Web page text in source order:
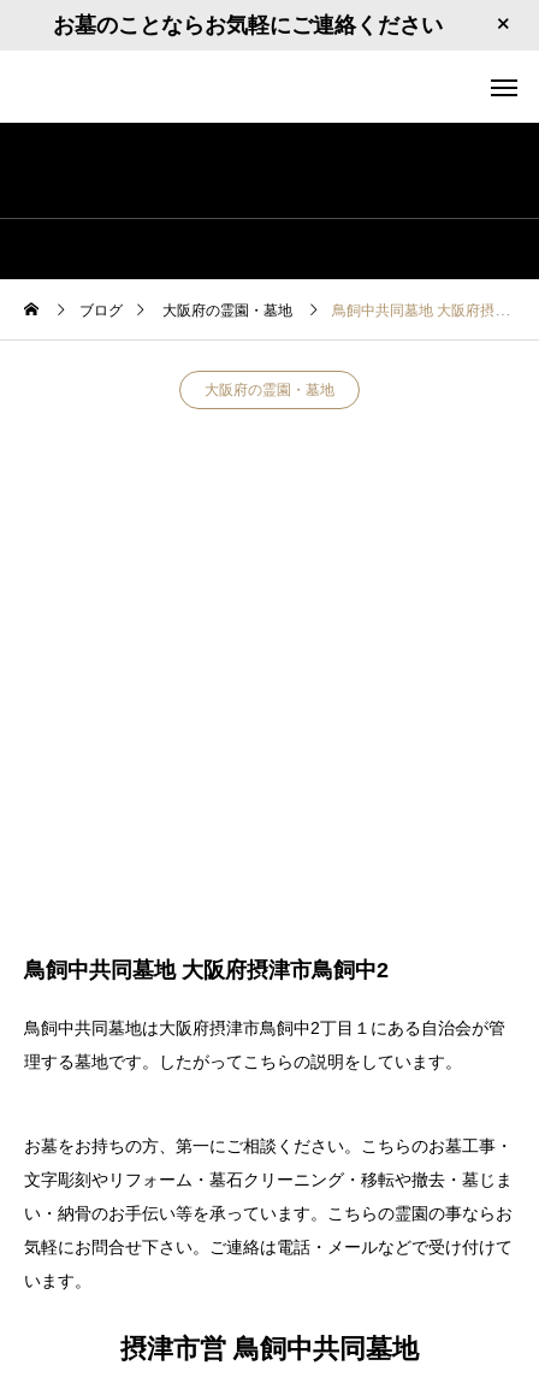
お墓のことならお気軽にご連絡ください
ブログ 大阪府の霊園・墓地 鳥飼中共同墓地 大阪府摂津市鳥飼中2
大阪府の霊園・墓地
鳥飼中共同墓地 大阪府摂津市鳥飼中2
鳥飼中共同墓地は大阪府摂津市鳥飼中2丁目１にある自治会が管
理する墓地です。したがってこちらの説明をしています。
お墓をお持ちの方、第一にご相談ください。こちらのお墓工事・
文字彫刻やリフォーム・墓石クリーニング・移転や撤去・墓じま
い・納骨のお手伝い等を承っています。こちらの霊園の事ならお
気軽にお問合せ下さい。ご連絡は電話・メールなどで受け付けて
います。
摂津市営 鳥飼中共同墓地